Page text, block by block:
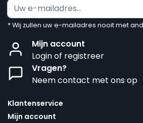
* Wij zullen uw e-mailadres nooit met
Mijn account
Login of registreer
Vragen?
Neem contact met ons op
Klantenservice
Mijn account